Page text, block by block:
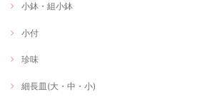
小鉢・組小鉢
小付
珍味
細長皿(大・中・小)